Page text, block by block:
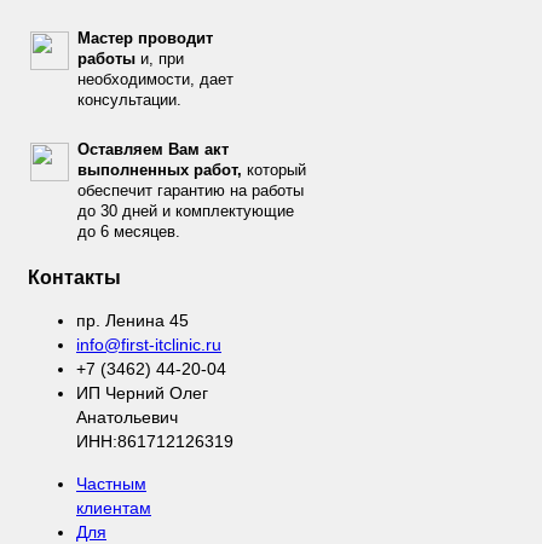
Мастер проводит
работы и, при
необходимости, дает
консультации.
Оставляем Вам акт
выполненных работ, который
обеспечит гарантию на работы
до 30 дней и комплектующие
до 6 месяцев.
Контакты
пр. Ленина 45
info@first-itclinic.ru
+7 (3462) 44-20-04
ИП Черний Олег
Анатольевич
ИНН:861712126319
Частным
клиентам
Для